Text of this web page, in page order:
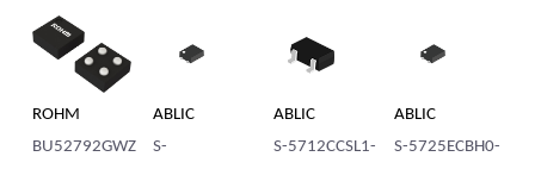
ROHM
BU52792GWZ
ABLIC
S-
ABLIC
S-5712CCSL1-
ABLIC
S-5725ECBH0-